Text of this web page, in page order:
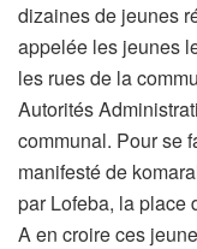
dizaines de jeunes
appelée les jeunes
les rues de la
Autorités
communal. Pour se
manifesté de
par Lofeba, la place
A en croire ces